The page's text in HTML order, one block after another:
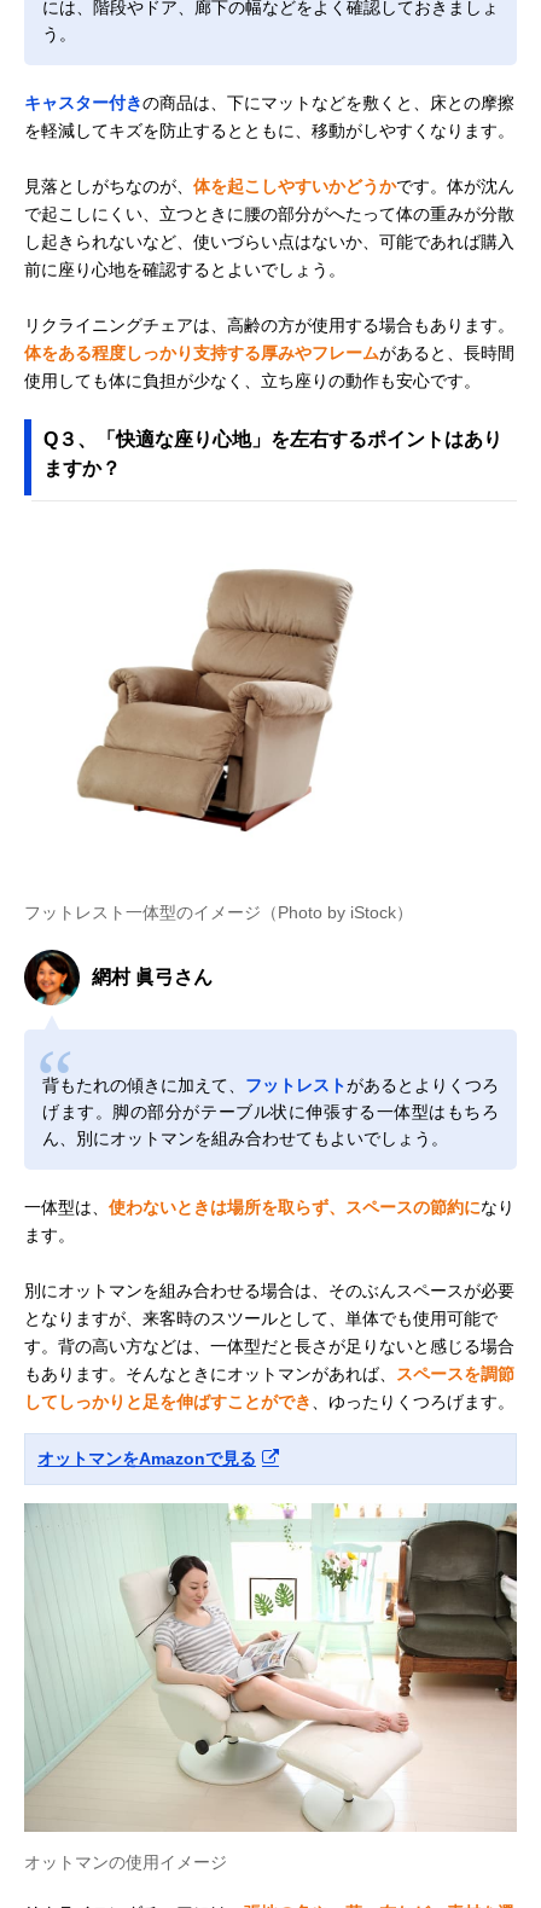
には、階段やドア、廊下の幅などをよく確認しておきましょ
う。
キャスター付きの商品は、下にマットなどを敷くと、床との摩擦
を軽減してキズを防止するとともに、移動がしやすくなります。
見落としがちなのが、 体を起こしやすいかどうかです。体が沈ん
で起こしにくい、立つときに腰の部分がへたって体の重みが分散
し起きられないなど、使いづらい点はないか、可能であれば購入
前に座り心地を確認するとよいでしょう。
リクライニングチェアは、高齢の方が使用する場合もあります。
体をある程度しっかり支持する厚みやフレームがあると、長時間
使用しても体に負担が少なく、立ち座りの動作も安心です。
Q３、「快適な座り心地」を左右するポイントはあり
ますか？
フットレスト一体型のイメージ（Photo by iStock）
網村 眞弓さん
背もたれの傾きに加えて、 フットレストがあるとよりくつろ
げます。脚の部分がテーブル状に伸張する一体型はもちろ
ん、別にオットマンを組み合わせてもよいでしょう。
一体型は、 使わないときは場所を取らず、スペースの節約になり
ます。
別にオットマンを組み合わせる場合は、そのぶんスペースが必要
となりますが、来客時のスツールとして、単体でも使用可能で
す。背の高い方などは、一体型だと長さが足りないと感じる場合
もあります。そんなときにオットマンがあれば、
スペースを調節
してしっかりと足を伸ばすことができ
、ゆったりくつろげます。
オットマンをAmazonで見る
オットマンの使用イメージ